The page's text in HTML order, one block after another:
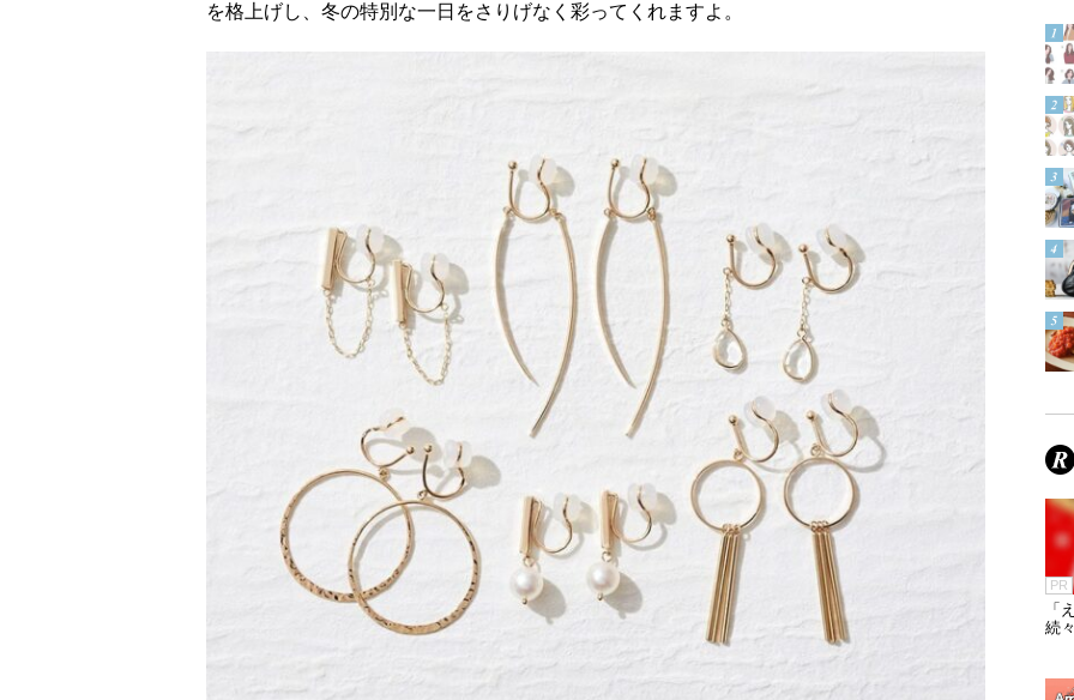
を格上げし、冬の特別な一日をさりげなく彩ってくれますよ。
PR
「
続